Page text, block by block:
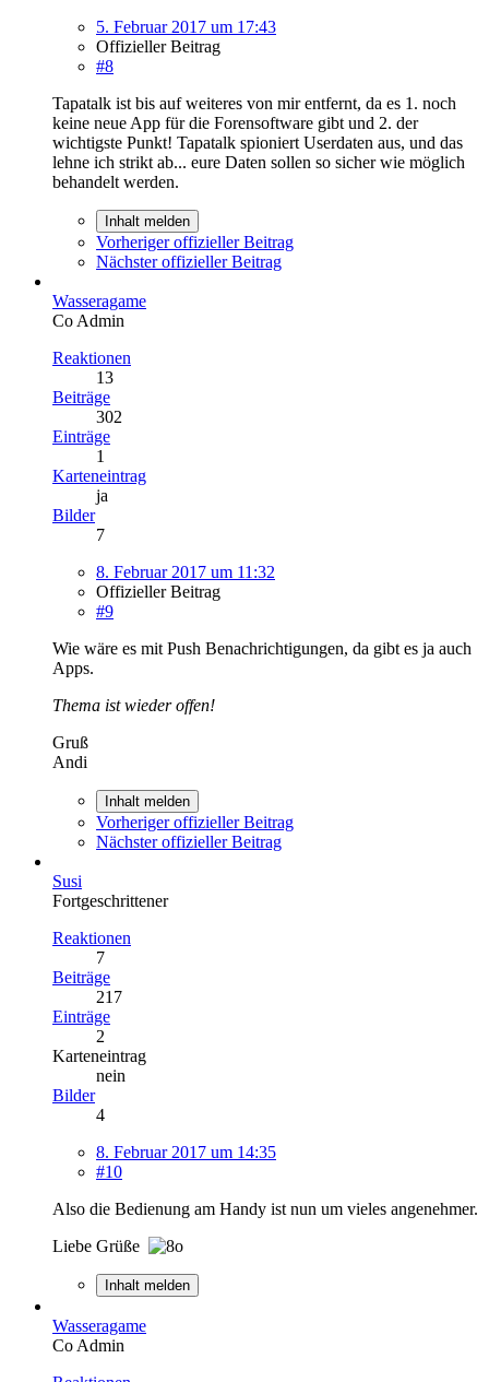
5. Februar 2017 um 17:43
Offizieller Beitrag
#8
Tapatalk ist bis auf weiteres von mir entfernt, da es 1. noch
keine neue App für die Forensoftware gibt und 2. der
wichtigste Punkt! Tapatalk spioniert Userdaten aus, und das
lehne ich strikt ab... eure Daten sollen so sicher wie möglich
behandelt werden.
Inhalt melden
Vorheriger offizieller Beitrag
Nächster offizieller Beitrag
Wasseragame
Co Admin
Reaktionen
13
Beiträge
302
Einträge
1
Karteneintrag
ja
Bilder
7
8. Februar 2017 um 11:32
Offizieller Beitrag
#9
Wie wäre es mit Push Benachrichtigungen, da gibt es ja auch
Apps.
Thema ist wieder offen!
Gruß
Andi
Inhalt melden
Vorheriger offizieller Beitrag
Nächster offizieller Beitrag
Susi
Fortgeschrittener
Reaktionen
7
Beiträge
217
Einträge
2
Karteneintrag
nein
Bilder
4
8. Februar 2017 um 14:35
#10
Also die Bedienung am Handy ist nun um vieles angenehmer.
Liebe Grüße
Inhalt melden
Wasseragame
Co Admin